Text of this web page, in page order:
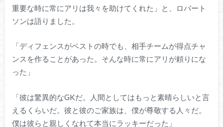
重要な時に常にアリは我々を助けてくれた」と、ロバート
ソンは語りました。
「ディフェンスがベストの時でも、相手チームが得点チャ
ンスを作ることがあった。そんな時に常にアリが頼りにな
った」
「彼は驚異的なGKだ。人間としてはもっと素晴らしいと言
えるくらいだ。彼と彼のご家族は、僕が尊敬する人々だ。
僕は彼らと親しくなれて本当にラッキーだった」